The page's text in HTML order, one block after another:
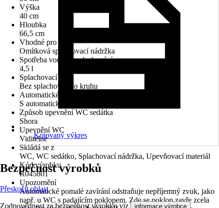
Výška
40 cm
Hloubka
66,5 cm
Vhodné pro
Omítková splachovací nádržka
Spotřeba vody na splachování
4,5 l
Splachovací kruh
Bez splachovacího kruhu
Automatické zavírání
S automatickým zavíráním
Způsob upevnění WC sedátka
Shora
Upevnění WC
Viditelné
Skládá se z
WC, WC sedátko, Splachovací nádržka, Upevňovací materiál
Kód výrobku
R045801
Upozornění
Automatické pomalé zavírání odstraňuje nepříjemný zvuk, jako
např. u WC s padajícím poklopem. Zde se poklop zavře zcela
Kótovaný výkres
Bezpečnost výrobků
Přeskočit oblast
Zodpovědnost za bezpečnost výrobku viz informace výrobce .